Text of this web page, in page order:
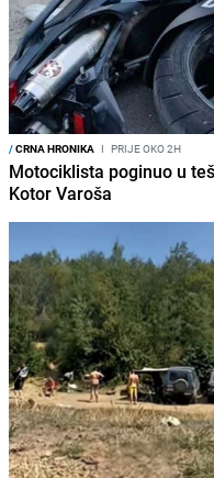
/CRNA HRONIKA I PRIJE OKO 2H
Motociklista poginuo u
Kotor Varoša